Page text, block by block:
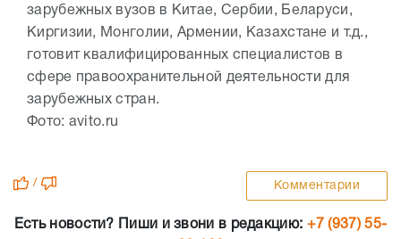
зарубежных вузов в Китае, Сербии, Беларуси,
Киргизии, Монголии, Армении, Казахстане и т.д.,
готовит квалифицированных специалистов в
сфере правоохранительной деятельности для
зарубежных стран.
Фото: avito.ru
/ Комментарии
Есть новости? Пиши и звони в редакцию: +7 (937) 55-